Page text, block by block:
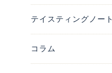
テイスティングノート
コラム